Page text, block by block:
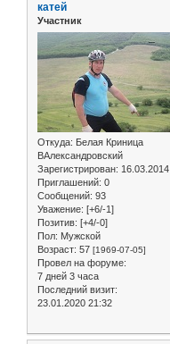
катей
Участник
Откуда: Белая Криница
ВАлександровский
Зарегистрирован: 16.03.2014
Приглашений: 0
Сообщений: 93
Уважение: [+6/-1]
Позитив: [+4/-0]
Пол: Мужской
Возраст: 57 [1969-07-05]
Провел на форуме:
7 дней 3 часа
Последний визит:
23.01.2020 21:32